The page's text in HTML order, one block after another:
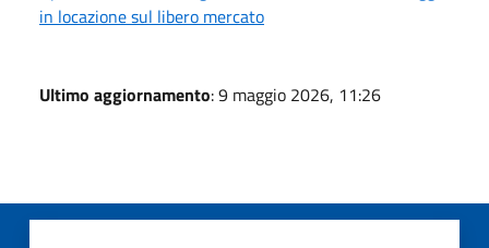
in locazione sul libero mercato
Ultimo aggiornamento: 9 maggio 2026, 11:26